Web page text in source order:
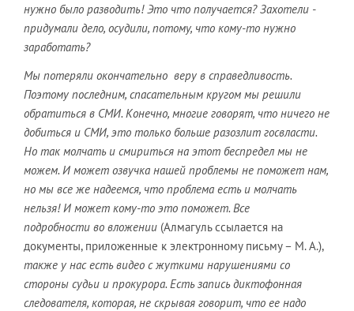
нужно было разводить! Это что получается? Захотели -
придумали дело, осудили, потому, что кому-то нужно
заработать?
Мы потеряли окончательно веру в справедливость.
Поэтому последним, спасательным кругом мы решили
обратиться в СМИ. Конечно, многие говорят, что ничего не
добиться и СМИ, это только больше разозлит госвласти.
Но так молчать и смириться на этот беспредел мы не
можем. И может озвучка нашей проблемы не поможет нам,
но мы все же надеемся, что проблема есть и молчать
нельзя! И может кому-то это поможет. Все
подробности во вложении (Алмагуль ссылается на
документы, приложенные к электронному письму – М. А.),
также у нас есть видео с жуткими нарушениями со
стороны судьи и прокурора. Есть запись диктофонная
следователя, которая, не скрывая говорит, что ее надо